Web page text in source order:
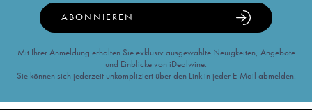
ABONNIEREN
Mit Ihrer Anmeldung erhalten Sie exklusiv ausgewählte Neuigkeiten, Angebote
und Einblicke von iDealwine.
Sie können sich jederzeit unkompliziert über den Link in jeder E-Mail abmelden.